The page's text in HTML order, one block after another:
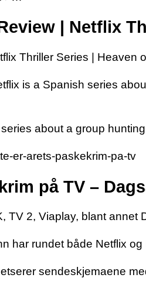
| Netflix
Thriller Series | Heaven
is a Spanish series
about a group
er-arets-paskekrim-pa-tv
på TV –
TV 2, Viaplay, blant annet
har rundet både Netflix
sendeskjemaene